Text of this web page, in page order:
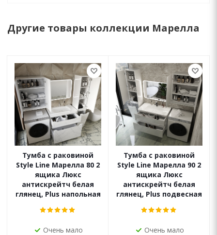
Другие товары коллекции Марелла
Тумба с раковиной
Style Line Марелла 80 2
ящика Люкс
антискрейтч белая
глянец, Plus напольная
Очень мало
Тумба с раковиной
Style Line Марелла 90 2
ящика Люкс
антискрейтч белая
глянец, Plus подвесная
Очень мало